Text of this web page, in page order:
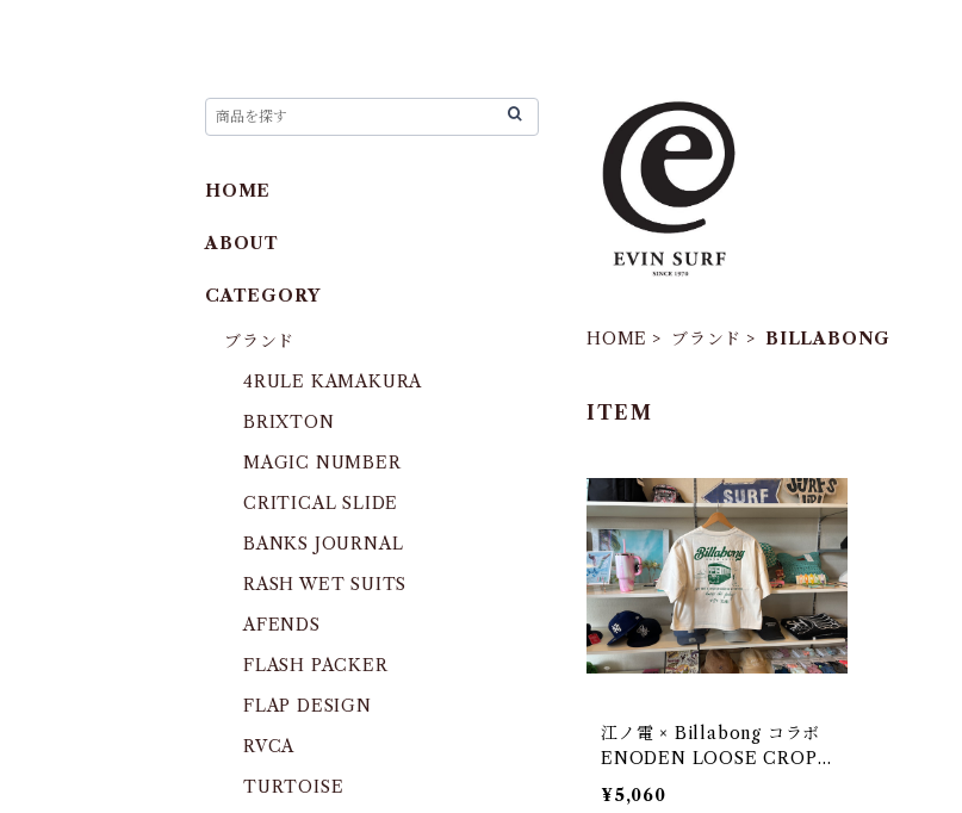
HOME ブランド BILLABONG
ITEM
江ノ電 × Billabong コラボ
ENODEN LOOSE CROPP
ED TEE
¥5,060
HOME
ABOUT
CATEGORY
ブランド
4RULE KAMAKURA
BRIXTON
MAGIC NUMBER
CRITICAL SLIDE
BANKS JOURNAL
RASH WET SUITS
AFENDS
FLASH PACKER
FLAP DESIGN
RVCA
TURTOISE